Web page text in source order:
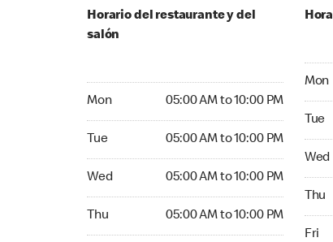
Horario del restaurante y del
salón
Mon 05:00 AM to 10:00 PM
Tue 05:00 AM to 10:00 PM
Wed 05:00 AM to 10:00 PM
Thu 05:00 AM to 10:00 PM
Mon
Tue
Wed
Thu
Fri